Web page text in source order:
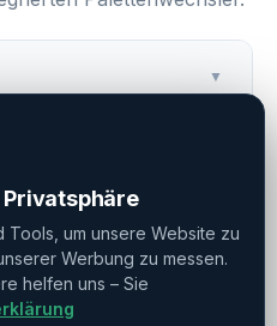
▼
um unsere Website zu
Werbung zu messen.
helfen uns – Sie